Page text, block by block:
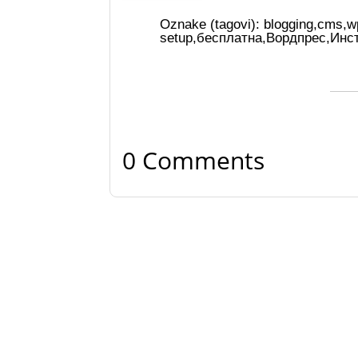
Oznake (tagovi): blogging,cms,
setup,бесплатна,Вордпрес,
0 Comments